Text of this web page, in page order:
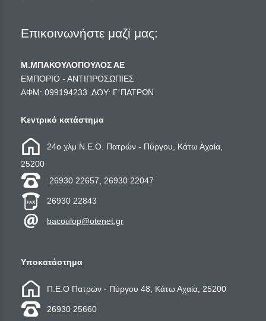
Επικοινωνήστε μαζί μας:
Μ.ΜΠΑΚΟΥΛΟΠΟΥΛΟΣ ΑΕ
ΕΜΠΟΡΙΟ - ΑΝΤΙΠΡΟΣΩΠΙΕΣ
ΑΦΜ: 099194233 ΔΟΥ: Γ΄ΠΑΤΡΩΝ
Κεντρικό κατάστημα
24ο χλμ Ν.Ε.Ο. Πατρών - Πύργου, Κάτω Αχαία,
25200
26930 22657, 26930 22047
26930 22843
bacoulop@otenet.gr
Υποκατάστημα
Π.Ε.Ο Πατρών - Πύργου 48, Κάτω Αχαία, 25200
26930 25660